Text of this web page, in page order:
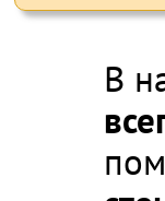
В